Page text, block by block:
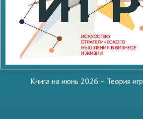
Книга на июнь 2026 – Теория игр